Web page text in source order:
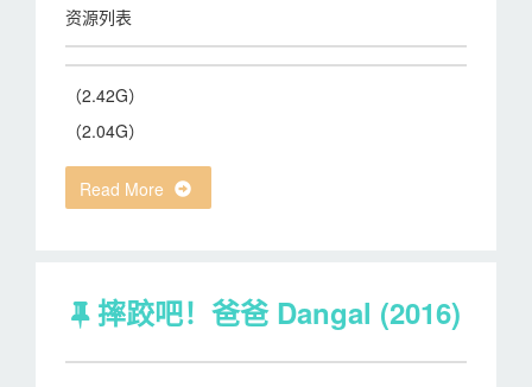
资源列表
（2.42G）
（2.04G）
Read More
摔跤吧！爸爸 Dangal (2016)